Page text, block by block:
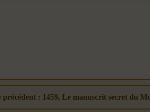
précédent : 1459, Le manuscrit secret du